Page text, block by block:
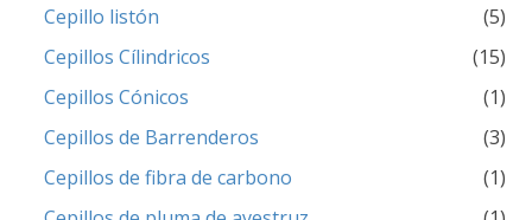
Cepillo listón
(5)
Cepillos Cílindricos
(15)
Cepillos Cónicos
(1)
Cepillos de Barrenderos
(3)
Cepillos de fibra de carbono
(1)